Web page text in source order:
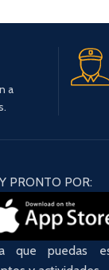
a
PRONTO POR:
que puedas